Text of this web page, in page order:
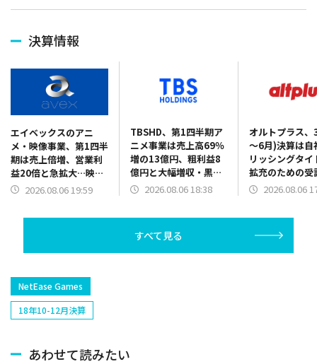
決算情報
エイベックスのアニ
メ・映像事業、第1四半
期は売上倍増、営業利
益20倍と急拡大…映画
『SAKAMOTO
2026.08.06 19:59
TBSHD、第1四半期ア
ニメ事業は売上高69％
増の13億円、粗利益8
億円と大幅増収・黒字
転換 「氷の城壁」海
2026.08.06 18:38
オルトプラス
～6月)決算は自
リッシングタイ
拡充のための受
規模の縮小で売
2026.08.06
すべて見る
NetEase Games
18年10-12月決算
あわせて読みたい